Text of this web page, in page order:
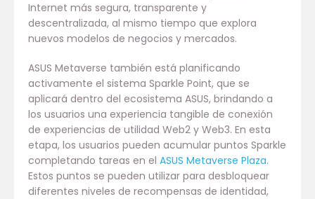
Internet más segura, transparente y
descentralizada, al mismo tiempo que explora
nuevos modelos de negocios y mercados.
ASUS Metaverse también está planificando
activamente el sistema Sparkle Point, que se
aplicará dentro del ecosistema ASUS, brindando a
los usuarios una experiencia tangible de conexión
de experiencias de utilidad Web2 y Web3. En esta
etapa, los usuarios pueden acumular puntos Sparkle
completando tareas en el ASUS Metaverse Plaza.
Estos puntos se pueden utilizar para desbloquear
diferentes niveles de recompensas de identidad,